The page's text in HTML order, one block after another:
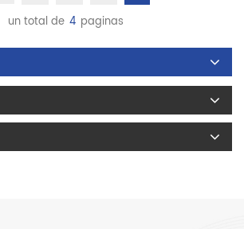
un total de 4 paginas